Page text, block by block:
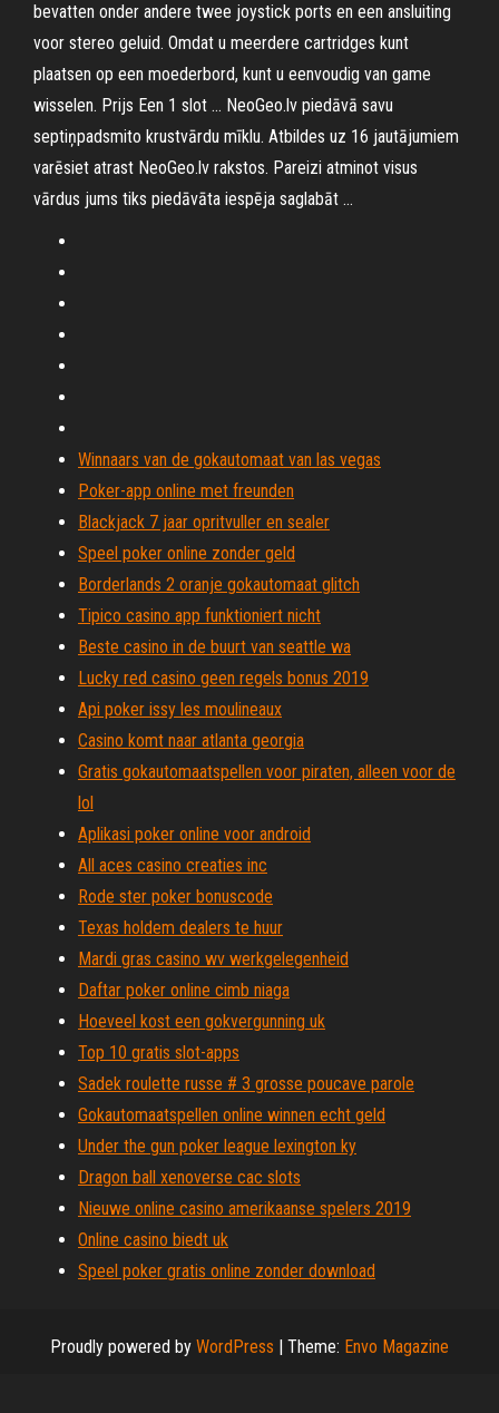
bevatten onder andere twee joystick ports en een ansluiting
voor stereo geluid. Omdat u meerdere cartridges kunt
plaatsen op een moederbord, kunt u eenvoudig van game
wisselen. Prijs Een 1 slot … NeoGeo.lv piedāvā savu
septiņpadsmito krustvārdu mīklu. Atbildes uz 16 jautājumiem
varēsiet atrast NeoGeo.lv rakstos. Pareizi atminot visus
vārdus jums tiks piedāvāta iespēja saglabāt …
Winnaars van de gokautomaat van las vegas
Poker-app online met freunden
Blackjack 7 jaar opritvuller en sealer
Speel poker online zonder geld
Borderlands 2 oranje gokautomaat glitch
Tipico casino app funktioniert nicht
Beste casino in de buurt van seattle wa
Lucky red casino geen regels bonus 2019
Api poker issy les moulineaux
Casino komt naar atlanta georgia
Gratis gokautomaatspellen voor piraten, alleen voor de
lol
Aplikasi poker online voor android
All aces casino creaties inc
Rode ster poker bonuscode
Texas holdem dealers te huur
Mardi gras casino wv werkgelegenheid
Daftar poker online cimb niaga
Hoeveel kost een gokvergunning uk
Top 10 gratis slot-apps
Sadek roulette russe # 3 grosse poucave parole
Gokautomaatspellen online winnen echt geld
Under the gun poker league lexington ky
Dragon ball xenoverse cac slots
Nieuwe online casino amerikaanse spelers 2019
Online casino biedt uk
Speel poker gratis online zonder download
Proudly powered by WordPress | Theme: Envo Magazine